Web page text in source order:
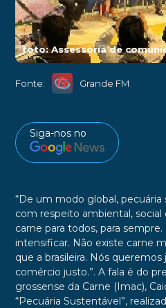
foto: Assessoria de
Fonte: Grande FM
Siga-nos no
“De um modo global,
com respeito ambiental, social
carne para todos, para
intensificar. Não existe carne
que a brasileira. Nós
comércio justo.”. A fala é do
grossense da Carne (Imac),
“Pecuária Sustentável”,